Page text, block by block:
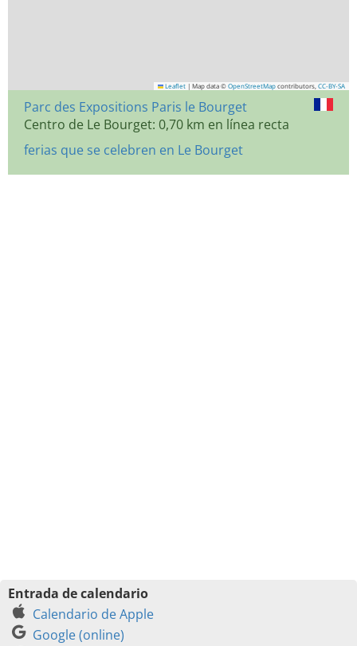
Leaflet | Map data © OpenStreetMap contributors, CC-BY-SA
Parc des Expositions Paris le Bourget
Centro de Le Bourget: 0,70 km en línea recta
ferias que se celebren en Le Bourget
Entrada de calendario
Calendario de Apple
Google (online)